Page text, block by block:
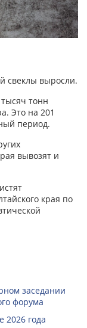
свеклы выросли.
тонн
Это на 201
период.
вывозят и
края по
заседании
форума
2026 года